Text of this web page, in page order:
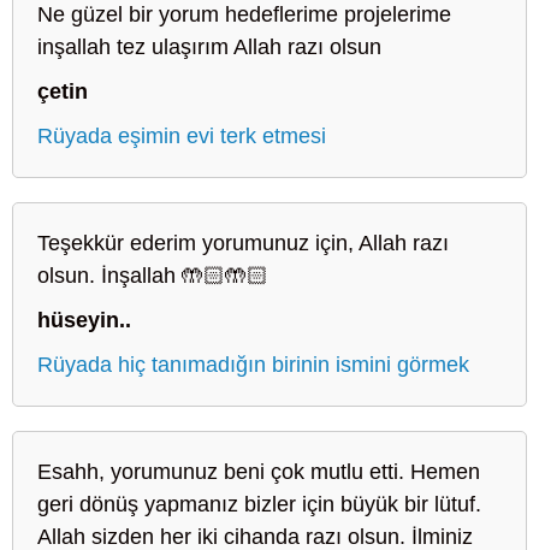
Ne güzel bir yorum hedeflerime projelerime
inşallah tez ulaşırım Allah razı olsun
çetin
Rüyada eşimin evi terk etmesi
Teşekkür ederim yorumunuz için, Allah razı
olsun. İnşallah 🤲🏻🤲🏻
hüseyin..
Rüyada hiç tanımadığın birinin ismini görmek
Esahh, yorumunuz beni çok mutlu etti. Hemen
geri dönüş yapmanız bizler için büyük bir lütuf.
Allah sizden her iki cihanda razı olsun. İlminiz